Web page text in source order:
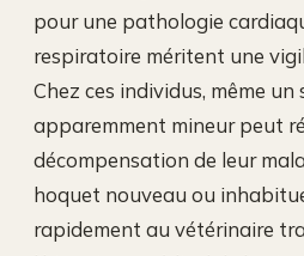
pour une pathologie
respiratoire méritent une
Chez ces individus, même un
apparemment mineur peut
décompensation de leur
hoquet nouveau ou
rapidement au vétérinaire